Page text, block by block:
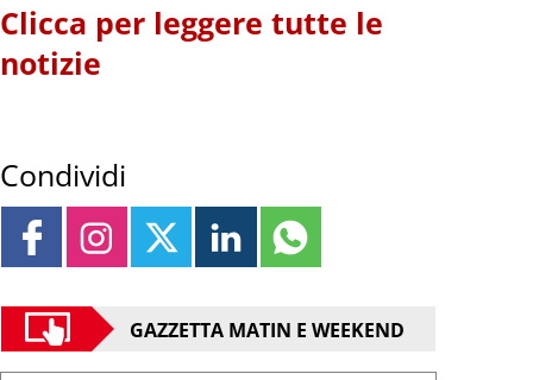
Clicca per leggere tutte le
notizie
Condividi
GAZZETTA MATIN E WEEKEND